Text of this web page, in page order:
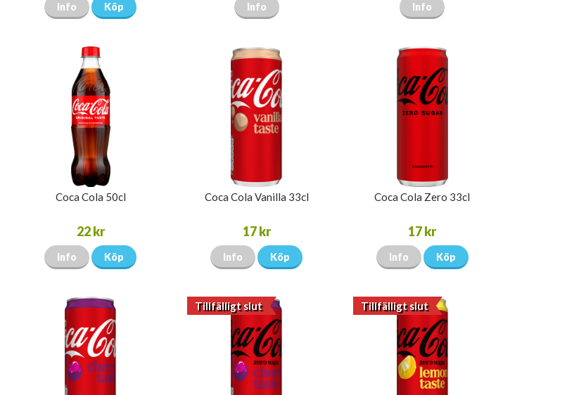
Info Köp Info Info
Coca Cola 50cl
22 kr
Info Köp
Coca Cola Vanilla 33cl
17 kr
Info Köp
Coca Cola Zero 33cl
17 kr
Info Köp
Tillfälligt slut Tillfälligt slut